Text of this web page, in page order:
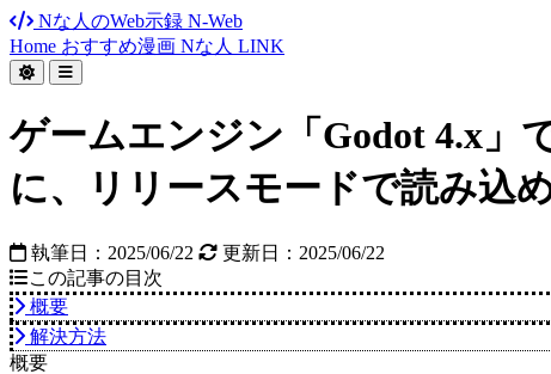
Nな人のWeb示録 N-Web
Home おすすめ漫画 Nな人 LINK
ゲームエンジン「Godot 4.x」
に、リリースモードで読み込
執筆日： 2025/06/22 更新日： 2025/06/22
この記事の目次
概要
解決方法
概要